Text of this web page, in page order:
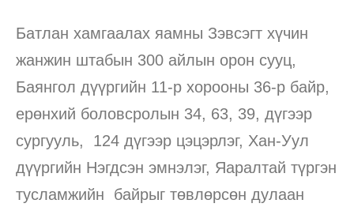
Батлан хамгаалах яамны Зэвсэгт хүчин
жанжин штабын 300 айлын орон сууц,
Баянгол дүүргийн 11-р хорооны 36-р байр,
ерөнхий боловсролын 34, 63, 39, дүгээр
сургууль, 124 дүгээр цэцэрлэг, Хан-Уул
дүүргийн Нэгдсэн эмнэлэг, Яаралтай түргэн
тусламжийн байрыг төвлөрсөн дулаан